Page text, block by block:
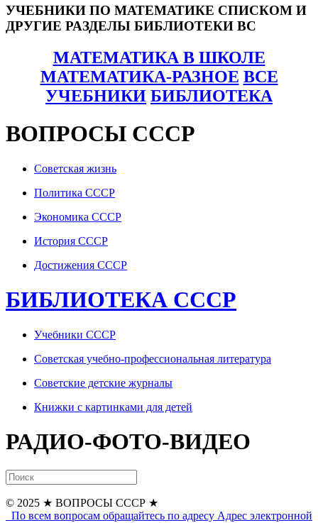
УЧЕБНИКИ ПО МАТЕМАТИКЕ СПИСКОМ И
ДРУГИЕ РАЗДЕЛЫ БИБЛИОТЕКИ ВС
МАТЕМАТИКА В ШКОЛЕ
МАТЕМАТИКА-РАЗНОЕ ВСЕ
УЧЕБНИКИ БИБЛИОТЕКА
ВОПРОСЫ СССР
Советская жизнь
Политика СССР
Экономика СССР
История СССР
Достижения СССР
БИБЛИОТЕКА СССР
Учебники СССР
Советская учебно-профессиональная литература
Советские детские журналы
Книжки с картинками для детей
РАДИО-ФОТО-ВИДЕО
© 2025 ★ ВОПРОСЫ СССР ★
По всем вопросам обращайтесь по адресу Адрес электронной